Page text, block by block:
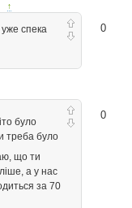
↑
0
спека
0
було
треба було
що ти
а у нас
за 70